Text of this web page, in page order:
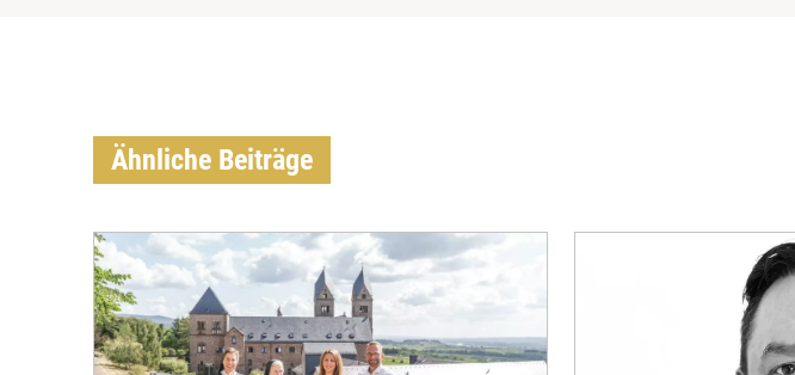
Ähnliche Beiträge